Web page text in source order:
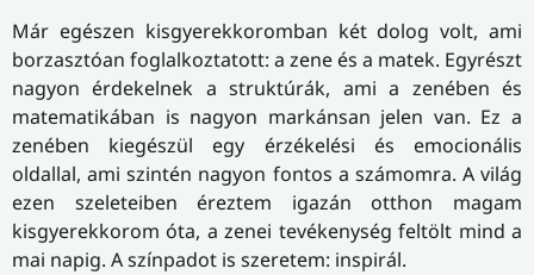
Már egészen kisgyerekkoromban két dolog volt, ami
borzasztóan foglalkoztatott: a zene és a matek. Egyrészt
nagyon érdekelnek a struktúrák, ami a zenében és
matematikában is nagyon markánsan jelen van. Ez a
zenében kiegészül egy érzékelési és emocionális
oldallal, ami szintén nagyon fontos a számomra. A világ
ezen szeleteiben éreztem igazán otthon magam
kisgyerekkorom óta, a zenei tevékenység feltölt mind a
mai napig. A színpadot is szeretem: inspirál.